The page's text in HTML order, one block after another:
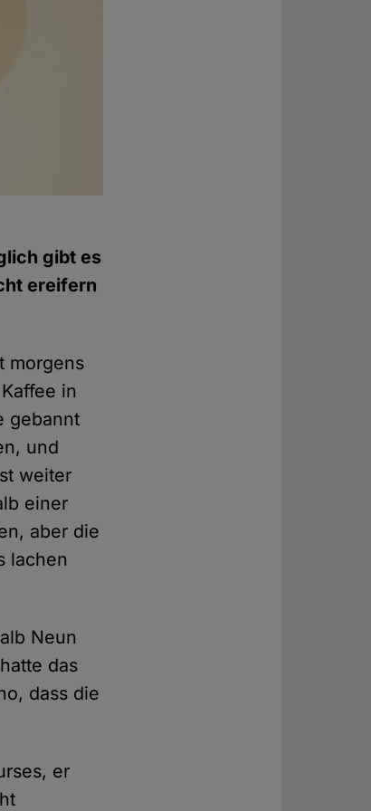
gibt es
ereifern
morgens
in
gebannt
und
weiter
einer
aber die
lachen
Neun
das
dass die
er